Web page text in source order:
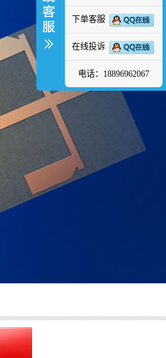
下单客服
在线投诉
电话：18896962067